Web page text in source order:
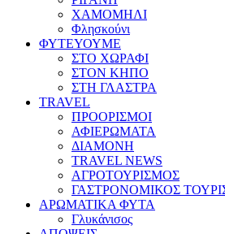
ΧΑΜΟΜΗΛΙ
Φλησκούνι
ΦΥΤΕΥΟΥΜΕ
ΣΤΟ ΧΩΡΑΦΙ
ΣΤΟΝ ΚΗΠΟ
ΣΤΗ ΓΛΑΣΤΡΑ
TRAVEL
ΠΡΟΟΡΙΣΜΟΙ
ΑΦΙΕΡΩΜΑΤΑ
ΔΙΑΜΟΝΗ
TRAVEL NEWS
ΑΓΡΟΤΟΥΡΙΣΜΟΣ
ΓΑΣΤΡΟΝΟΜΙΚΟΣ
ΑΡΩΜΑΤΙΚΑ ΦΥΤΑ
Γλυκάνισος